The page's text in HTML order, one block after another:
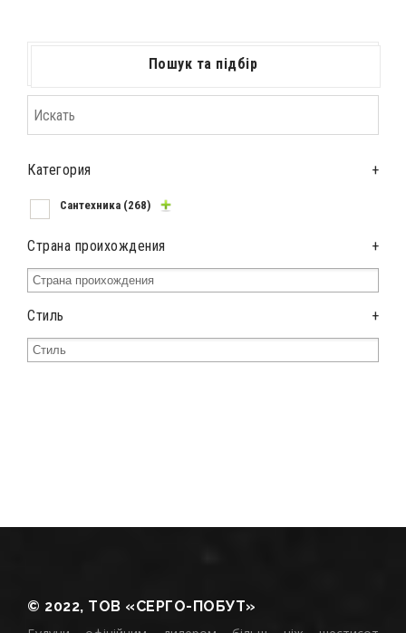
Пошук та підбір
Категория +
Сантехника (268)
Страна проихождения +
Стиль +
© 2022, ТОВ «СЕРГО-ПОБУТ»